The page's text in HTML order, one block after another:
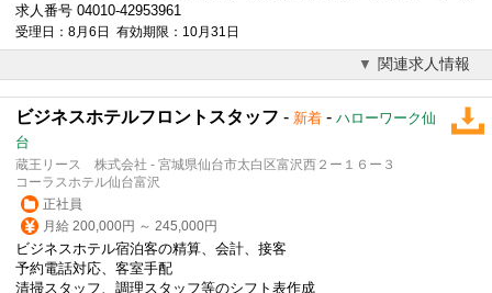
求人番号 04010-42953961
受理日：8月6日 有効期限：10月31日
関連求人情報
ビジネスホテルフロントスタッフ - 新着 - ハローワーク仙
台
蔵王リース 株式会社 - 宮城県仙台市太白区富沢西２ー１６ー３
コーラスホテル仙台富沢
正社員
月給 200,000円 ～ 245,000円
ビジネスホテル宿泊客の精算、会計、接客
予約電話対応、客室手配
清掃スタッフ、調理スタッフ等のシフト表作成